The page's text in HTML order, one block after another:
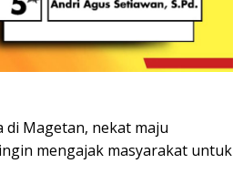
Magetan, nekat maju
mengajak masyarakat untuk